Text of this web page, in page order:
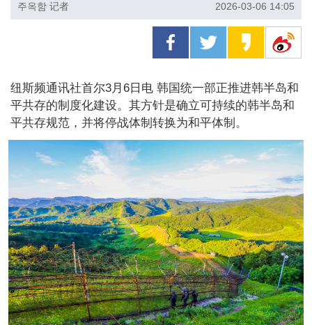
주옥함 记者 2026-03-06 14:05
纽斯频通讯社首尔3月6日电 韩国统一部正推进韩半岛和
平共存的制度化建设。其方针是确立可持续的韩半岛和
平共存规范，并将停战体制转换为和平体制。